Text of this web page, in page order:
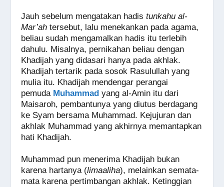
Jauh sebelum mengatakan hadistunkahu al-
Mar’ah tersebut, lalu menekankan pada agama,
beliau sudah mengamalkan hadis itu terlebih
dahulu. Misalnya, pernikahan beliau dengan
Khadijah yang didasari hanya pada akhlak.
Khadijah tertarik pada sosok Rasulullah yang
mulia itu. Khadijah mendengar perangai
pemudaMuhammadyang al-Amin itu dari
Maisaroh, pembantunya yang diutus berdagang
ke Syam bersama Muhammad. Kejujuran dan
akhlak Muhammad yang akhirnya memantapkan
hati Khadijah.
Muhammad pun menerima Khadijah bukan
karena hartanya (limaaliha), melainkan semata-
mata karena pertimbangan akhlak. Ketinggian